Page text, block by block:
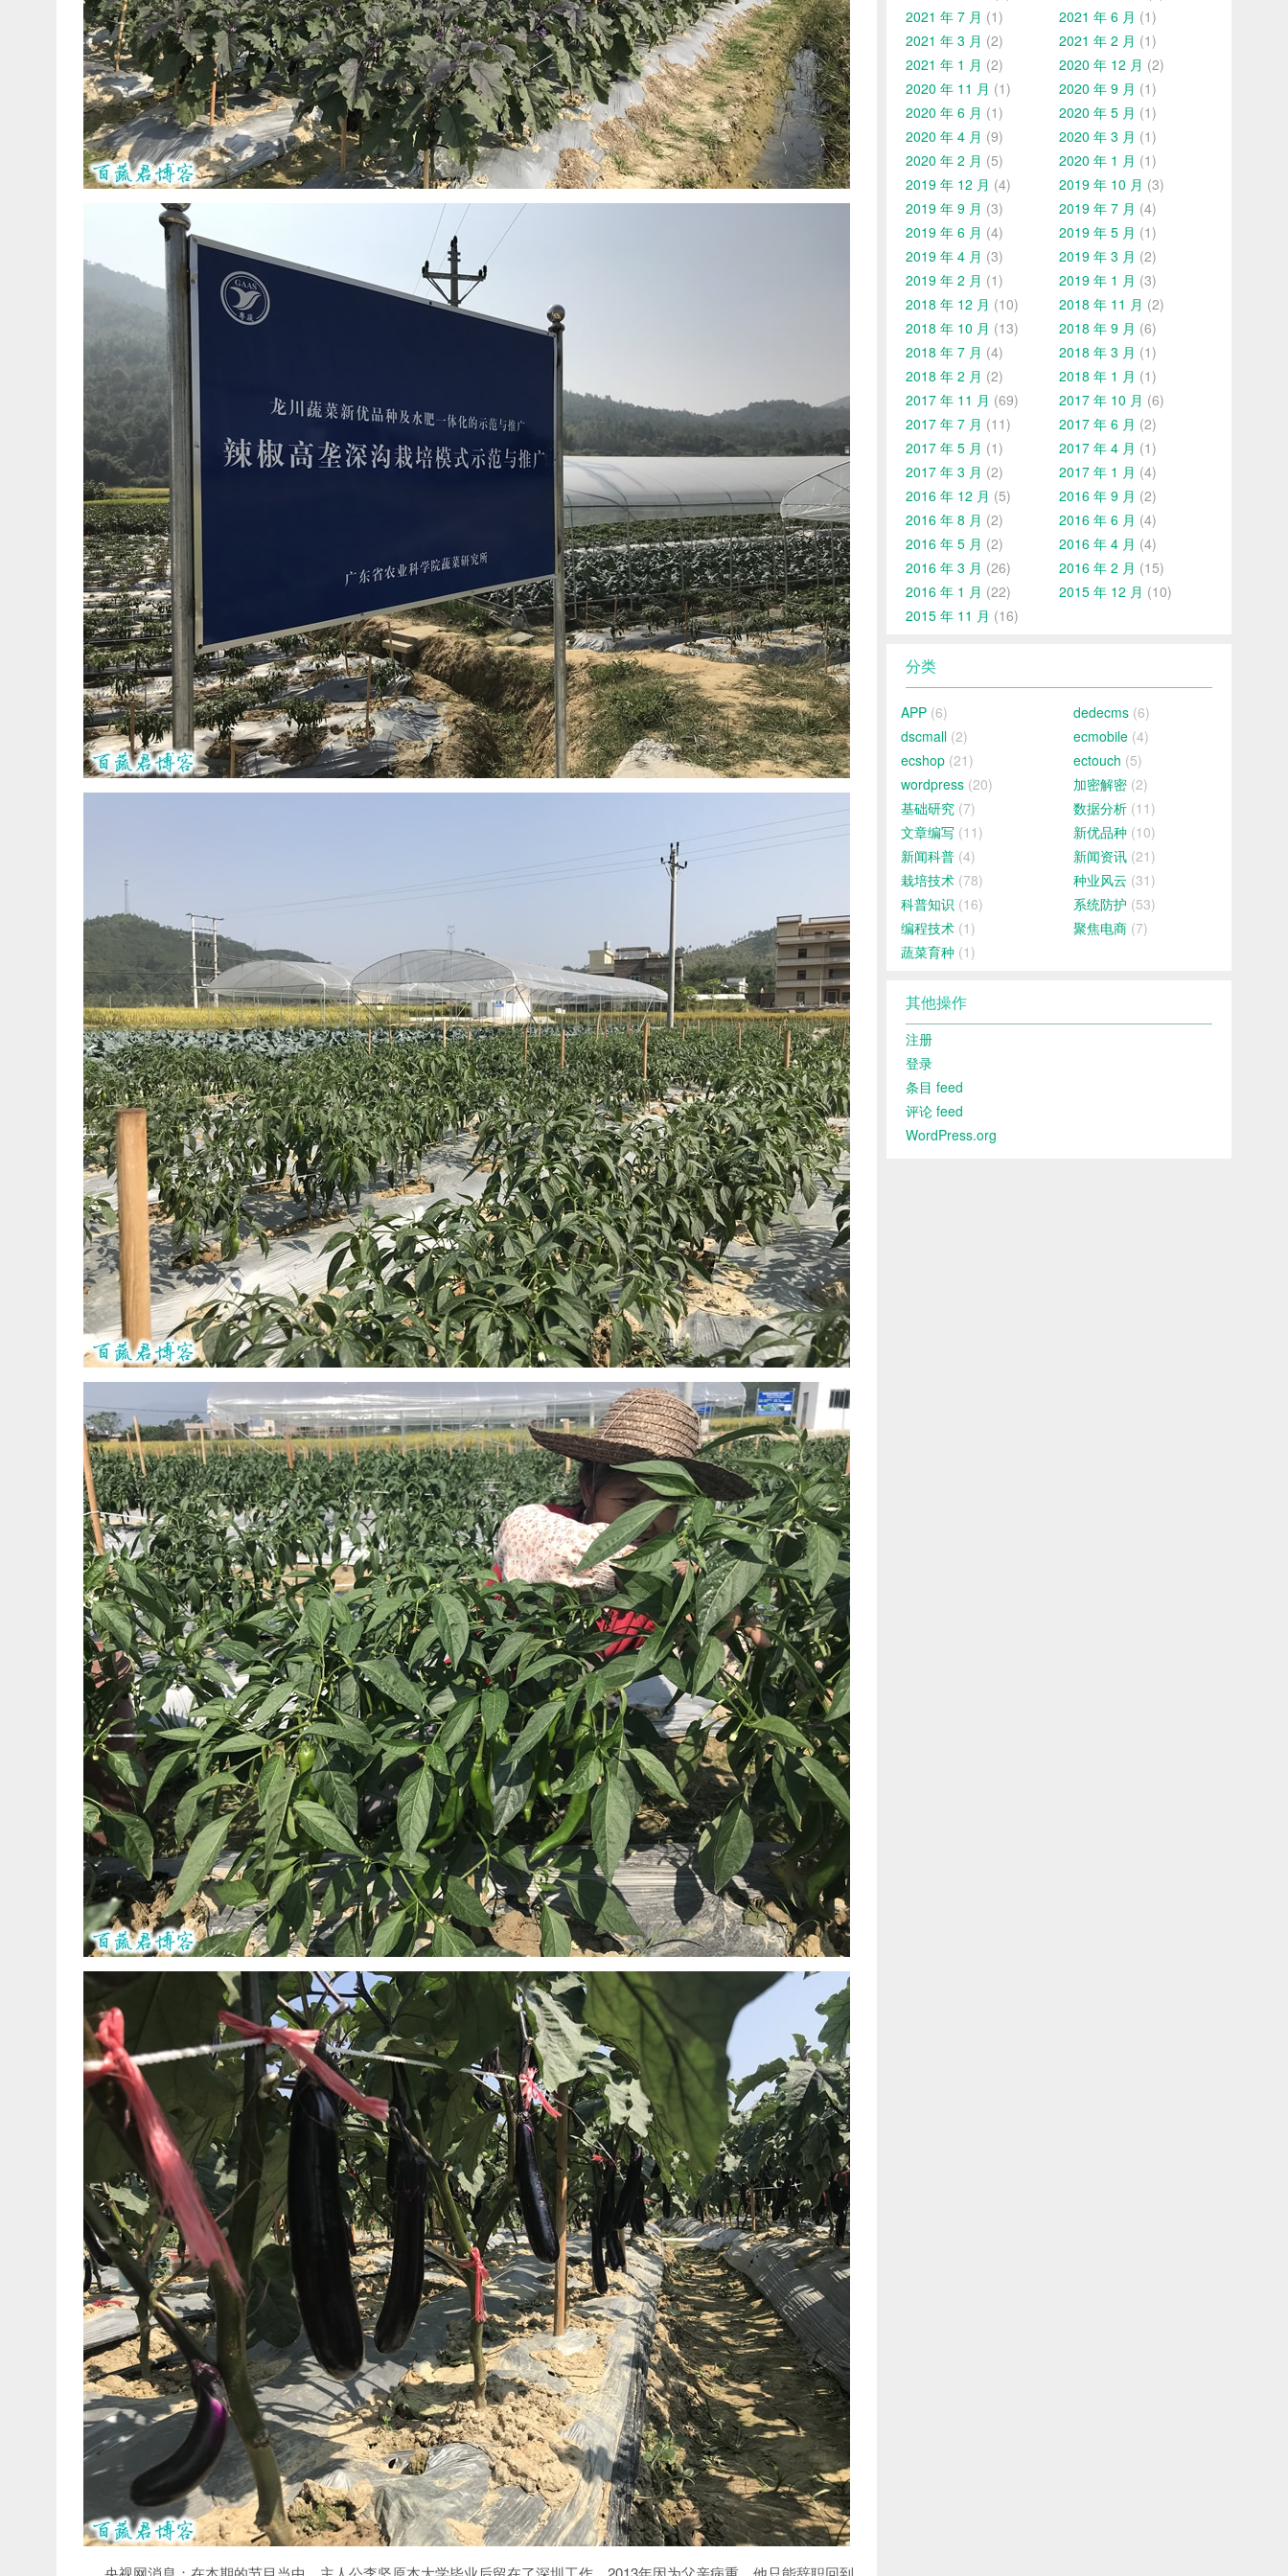
2021 年 7 月 (1) 2021 年 6 月 (1)
2021 年 3 月 (2) 2021 年 2 月 (1)
2021 年 1 月 (2) 2020 年 12 月 (2)
2020 年 11 月 (1) 2020 年 9 月 (1)
2020 年 6 月 (1) 2020 年 5 月 (1)
2020 年 4 月 (9) 2020 年 3 月 (1)
2020 年 2 月 (5) 2020 年 1 月 (1)
2019 年 12 月 (4) 2019 年 10 月 (3)
2019 年 9 月 (3) 2019 年 7 月 (4)
2019 年 6 月 (4) 2019 年 5 月 (1)
2019 年 4 月 (3) 2019 年 3 月 (2)
2019 年 2 月 (1) 2019 年 1 月 (3)
2018 年 12 月 (10) 2018 年 11 月 (2)
2018 年 10 月 (13) 2018 年 9 月 (6)
2018 年 7 月 (4) 2018 年 3 月 (1)
2018 年 2 月 (2) 2018 年 1 月 (1)
2017 年 11 月 (69) 2017 年 10 月 (6)
2017 年 7 月 (11) 2017 年 6 月 (2)
2017 年 5 月 (1) 2017 年 4 月 (1)
2017 年 3 月 (2) 2017 年 1 月 (4)
2016 年 12 月 (5) 2016 年 9 月 (2)
2016 年 8 月 (2) 2016 年 6 月 (4)
2016 年 5 月 (2) 2016 年 4 月 (4)
2016 年 3 月 (26) 2016 年 2 月 (15)
2016 年 1 月 (22) 2015 年 12 月 (10)
2015 年 11 月 (16)
分类
APP (6) dedecms (6)
dscmall (2) ecmobile (4)
ecshop (21) ectouch (5)
wordpress (20) 加密解密 (2)
基础研究 (7) 数据分析 (11)
文章编写 (11) 新优品种 (10)
新闻科普 (4) 新闻资讯 (21)
栽培技术 (78) 种业风云 (31)
科普知识 (16) 系统防护 (53)
编程技术 (1) 聚焦电商 (7)
蔬菜育种 (1)
其他操作
注册
登录
条目 feed
评论 feed
WordPress.org